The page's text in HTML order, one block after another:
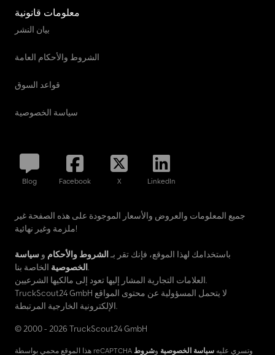
معلومات قانونية
بيان النشر
الشروط والأحكام العامة
قواعد السوق
سياسة الخصوصية
Blog Facebook X LinkedIn
جميع المعلومات والعروض والأسعار الموجودة على هذه الصفحة غير
ملزمة وغير نهائية!
باستخدامك لهذا الموقع، فإنك تقر بـ الشروط والأحكام و سياسة
الخصوصيةالخاصة بنا.
العلامات التجارية المشار إليها تعود إلى مالكيها الشرعيين.
TruckScout24 GmbH لا يتحمل المسؤولية عن محتوى المواقع
الإلكترونية الخارجية المرتبطة.
© 2000 - 2026 TruckScout24 GmbH
هذا الموقع محمي بواسطة reCAPTCHA وتسري عليه سياسة الخصوصية وشروط